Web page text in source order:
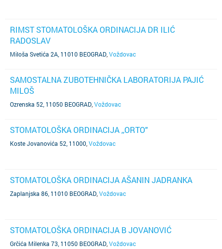
RIMST STOMATOLOŠKA ORDINACIJA DR ILIĆ
RADOSLAV
Miloša Svetića 2A, 11010 BEOGRAD Voždovac
SAMOSTALNA ZUBOTEHNIČKA LABORATORIJA PAJIĆ
MILOŠ
Ozrenska 52, 11050 BEOGRAD Voždovac
STOMATOLOŠKA ORDINACIJA ,,ORTO"
Koste Jovanovića 52, 11000 Voždovac
STOMATOLOŠKA ORDINACIJA AŠANIN JADRANKA
Zaplanjska 86, 11010 BEOGRAD Voždovac
STOMATOLOŠKA ORDINACIJA B JOVANOVIĆ
Grčića Milenka 73, 11050 BEOGRAD Voždovac